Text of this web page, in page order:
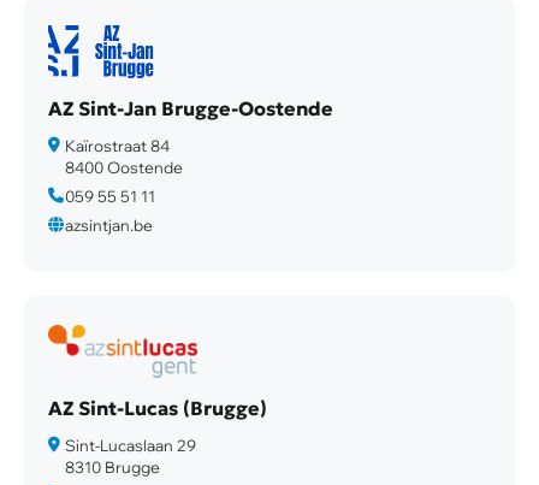
AZ Sint-Jan Brugge-Oostende
Kaïrostraat 84
8400 Oostende
059 55 51 11
azsintjan.be
AZ Sint-Lucas (Brugge)
Sint-Lucaslaan 29
8310 Brugge